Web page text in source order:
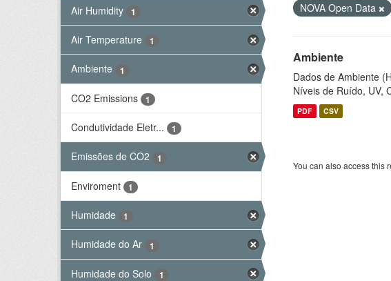
Air Humidity
1
Air Temperature 1
Ambiente 1
CO2 Emissions 1
Condutividade Eletr... 1
Emissões de CO2 1
Enviroment 1
Humidade 1
Humidade do Ar 1
Humidade do Solo 1
NOVA Open Data
Ambiente
Dados de Ambiente
Níveis de Ruído, UV,
PDF CSV
You can also access this